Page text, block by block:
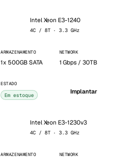
Intel Xeon E3-1240
4C / 8T · 3.3 GHz
ARMAZENAMENTO
1x 500GB SATA
NETWORK
1 Gbps / 30TB
ESTADO
Em estoque Implantar
Intel Xeon E3-1230v3
4C / 8T · 3.3 GHz
ARMAZENAMENTO NETWORK